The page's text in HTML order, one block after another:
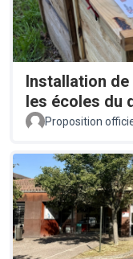
Installation
les écoles du
Proposition